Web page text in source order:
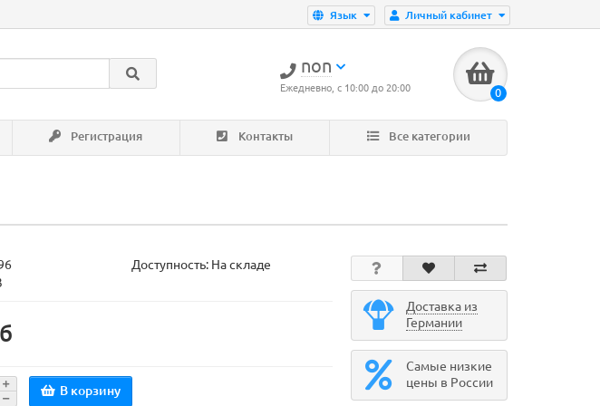
Личный кабинет
Язык
non
Ежедневно, с 10:00 до 20:00 0
Регистрация Контакты Все категории
Доступность: На складе
В корзину
Доставка из
Германии
Самые низкие
цены в России